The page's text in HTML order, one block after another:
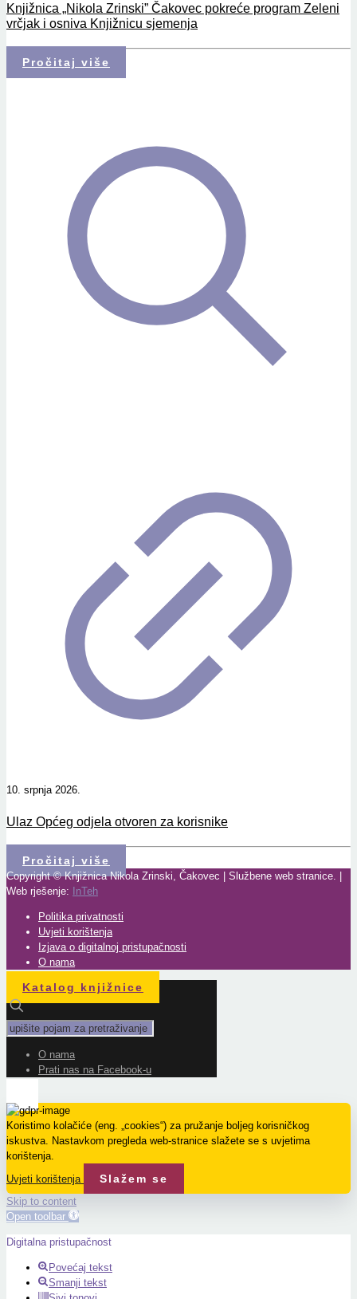
Knjižnica „Nikola Zrinski” Čakovec pokreće program Zeleni
vrčjak i osniva Knjižnicu sjemenja
Pročitaj više
10. srpnja 2026.
Ulaz Općeg odjela otvoren za korisnike
Pročitaj više
Copyright © Knjižnica Nikola Zrinski, Čakovec | Službene web stranice. |
Web rješenje: InTeh
Politika privatnosti
Uvjeti korištenja
Izjava o digitalnoj pristupačnosti
O nama
Katalog knjižnice
O nama
Prati nas na Facebook-u
Koristimo kolačiće (eng. „cookies“) za pružanje boljeg korisničkog
iskustva. Nastavkom pregleda web-stranice slažete se s uvjetima
korištenja.
Uvjeti korištenja
Slažem se
Skip to content
Open toolbar
Digitalna pristupačnost
Povećaj tekst
Smanji tekst